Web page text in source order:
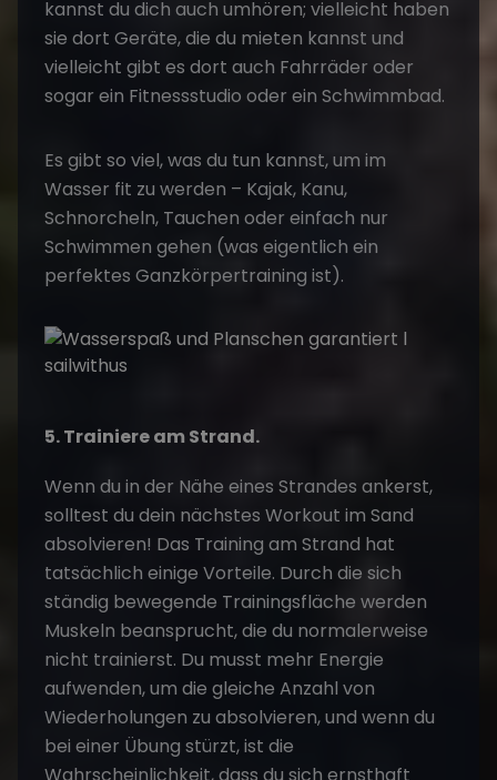
kannst du dich auch umhören; vielleicht haben
sie dort Geräte, die du mieten kannst und
vielleicht gibt es dort auch Fahrräder oder
sogar ein Fitnessstudio oder ein Schwimmbad.
Es gibt so viel, was du tun kannst, um im
Wasser fit zu werden – Kajak, Kanu,
Schnorcheln, Tauchen oder einfach nur
Schwimmen gehen (was eigentlich ein
perfektes Ganzkörpertraining ist).
5. Trainiere am Strand.
Wenn du in der Nähe eines Strandes ankerst,
solltest du dein nächstes Workout im Sand
absolvieren! Das Training am Strand hat
tatsächlich einige Vorteile. Durch die sich
ständig bewegende Trainingsfläche werden
Muskeln beansprucht, die du normalerweise
nicht trainierst. Du musst mehr Energie
aufwenden, um die gleiche Anzahl von
Wiederholungen zu absolvieren, und wenn du
bei einer Übung stürzt, ist die
Wahrscheinlichkeit, dass du sich ernsthaft